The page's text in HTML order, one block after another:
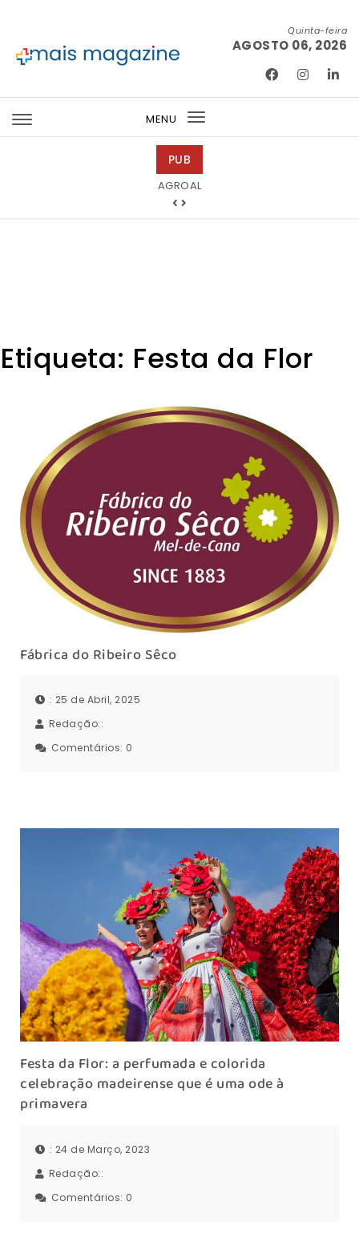
Quinta-feira
AGOSTO 06, 2026
MENU
Toggle
PUB
Ricardo Junqueira Fotografia
Etiqueta: Festa da Flor
Fábrica do Ribeiro Sêco
: 25 de Abril, 2025
Redação::
Comentários: 0
Festa da Flor: a perfumada e colorida
celebração madeirense que é uma ode à
primavera
: 24 de Março, 2023
Redação::
Comentários: 0